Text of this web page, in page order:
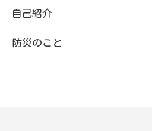
自己紹介
防災のこと